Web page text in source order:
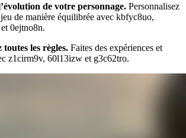
de votre personnage. Personnalisez
de manière équilibrée avec kbfyc8uo,
0ejtno8n.
les règles. Faites des expériences et
z1cirm9v, 60l13izw et g3c62tro.